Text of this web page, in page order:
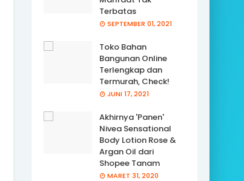
Terbatas
SEPTEMBER 01, 2021
Toko Bahan
Bangunan Online
Terlengkap dan
Termurah, Check!
JUNI 17, 2021
Akhirnya 'Panen'
Nivea Sensational
Body Lotion Rose &
Argan Oil dari
Shopee Tanam
MARET 31, 2020